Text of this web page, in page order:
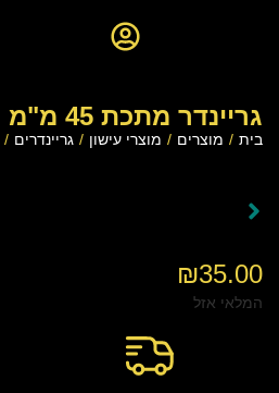
גריינדר מתכת 45 מ"מ
בית / מוצרים / מוצרי עישון / גריינדרים /
₪35.00
המלאי אזל